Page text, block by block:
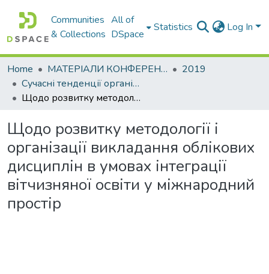
Communities
& Collections
All of
DSpace
Statistics Log In
Home МАТЕРІАЛИ КОНФЕРЕНЦІЙ
2019
Сучасні тенденції організаційнометодологічного забезпечення підготовки фахівців: проблеми та шляхи їх вирішення в умовах глобалізації та євроекономічної інтеграції
Щодо розвитку методології і організації викладання облікових дисциплін в умовах інтеграції вітчизняної освіти у міжнародний простір
Щодо розвитку методології і
організації викладання облікових
дисциплін в умовах інтеграції
вітчизняної освіти у міжнародний
простір